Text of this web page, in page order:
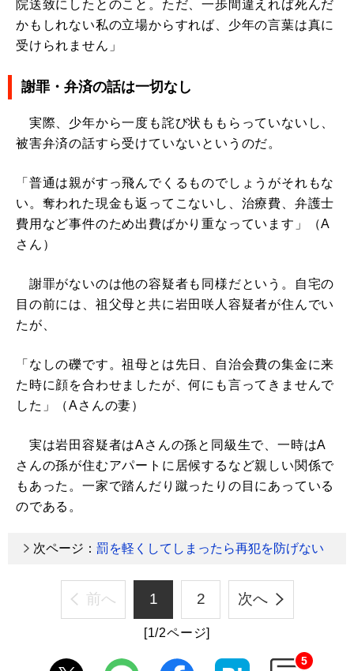
院送致にしたとのこと。ただ、一歩間違えれば死んだ
かもしれない私の立場からすれば、少年の言葉は真に
受けられません」
謝罪・弁済の話は一切なし
実際、少年から一度も詫び状ももらっていないし、
被害弁済の話すら受けていないというのだ。
「普通は親がすっ飛んでくるものでしょうがそれもな
い。奪われた現金も返ってこないし、治療費、弁護士
費用など事件のため出費ばかり重なっています」（A
さん）
謝罪がないのは他の容疑者も同様だという。自宅の
目の前には、祖父母と共に岩田咲人容疑者が住んでい
たが、
「なしの礫です。祖母とは先日、自治会費の集金に来
た時に顔を合わせましたが、何にも言ってきませんで
した」（Aさんの妻）
実は岩田容疑者はAさんの孫と同級生で、一時はA
さんの孫が住むアパートに居候するなど親しい関係で
もあった。一家で踏んだり蹴ったりの目にあっている
のである。
次ページ： 罰を軽くしてしまったら再犯を防げない
前へ 1 2 次へ
[1/2ページ]
5